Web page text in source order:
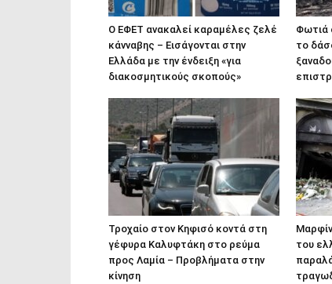
Ο ΕΦΕΤ ανακαλεί καραμέλες ζελέ
κάνναβης – Εισάγονται στην
Ελλάδα με την ένδειξη «για
διακοσμητικούς σκοπούς»
Φωτιά
το
Τροχαίο στον Κηφισό κοντά στη
γέφυρα Καλυφτάκη στο ρεύμα
προς Λαμία – Προβλήματα στην
κίνηση
του